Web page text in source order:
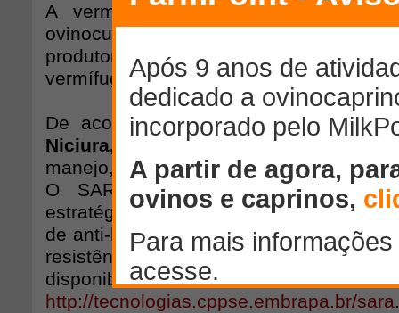
A verminose ainda é um dos
ovinocultura e um dos maiores
produtores. Os prejuízos vão desde
vermífugos até a perda de animais.
De acordo com a pesquisadora,
Niciura,
a tecnologia, além de ter
manejo, pode reduzir o uso de
O SARA fornece um relatório
estratégias de controle de parasitas e
de anti-helmínticos, visando retardar o
resistência parasitária nos rebanhos
http://tecnologias.cppse.embrapa.br/sara.